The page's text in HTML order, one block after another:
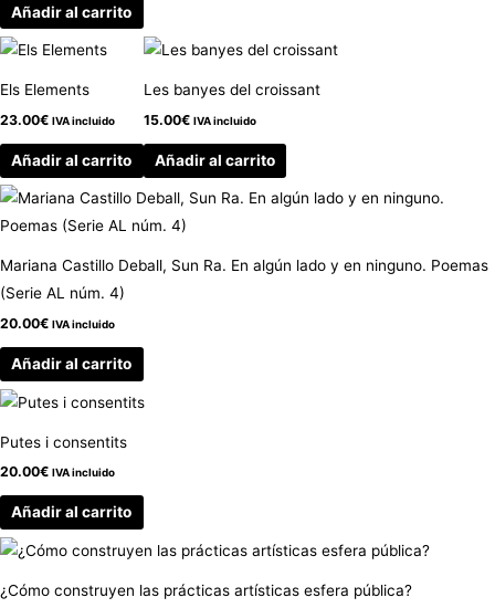
Añadir al carrito
Els Elements
23.00€ IVA incluido
Añadir al carrito
Les banyes del croissant
15.00€ IVA incluido
Añadir al carrito
Mariana Castillo Deball, Sun Ra. En algún lado y en ninguno. Poemas
(Serie AL núm. 4)
20.00€ IVA incluido
Añadir al carrito
Putes i consentits
20.00€ IVA incluido
Añadir al carrito
¿Cómo construyen las prácticas artísticas esfera pública?